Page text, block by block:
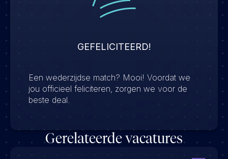
GEFELICITEERD!
Een wederzijdse match? Mooi! Voordat we
jou officieel feliciteren, zorgen we voor de
beste deal.
Gerelateerde vacatures